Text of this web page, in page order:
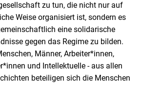
zu tun, die nicht nur auf
Weise organisiert ist, sondern es
eine solidarische
gegen das Regime zu bilden.
Männer, Arbeiter*innen,
und Intellektuelle - aus allen
beteiligen sich die Menschen